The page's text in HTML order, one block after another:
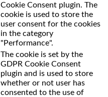
Cookie Consent plugin. The
cookie is used to store the
user consent for the cookies
in the category
"Performance".
The cookie is set by the
GDPR Cookie Consent
plugin and is used to store
whether or not user has
consented to the use of